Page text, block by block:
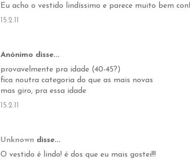
Eu acho o vestido lindíssimo e parece muito bem
15.2.11
Anónimo disse...
provavelmente pra idade (40-45?)
fica noutra categoria do que as mais novas
mas giro, pra essa idade
15.2.11
Unknown disse...
O vestido é lindo! é dos que eu mais gostei!!!